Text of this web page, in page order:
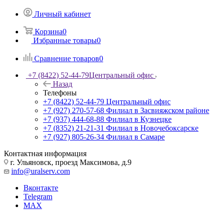
Личный кабинет
Корзина0
Избранные товары0
Сравнение товаров0
+7 (8422) 52-44-79Центральный офис
Назад
Телефоны
+7 (8422) 52-44-79 Центральный офис
+7 (927) 270-57-68 Филиал в Засвияжском районе
+7 (937) 444-68-88 Филиал в Кузнецке
+7 (8352) 21-21-31 Филиал в Новочебоксарске
+7 (927) 805-26-34 Филиал в Самаре
Контактная информация
г. Ульяновск, проезд Максимова, д.9
info@uralserv.com
Вконтакте
Telegram
MAX